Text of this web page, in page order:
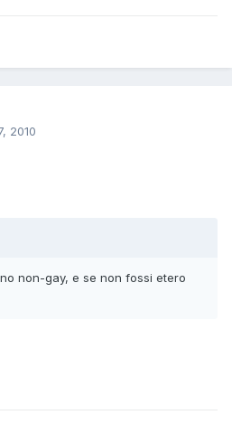
2010
non-gay, e se non fossi etero